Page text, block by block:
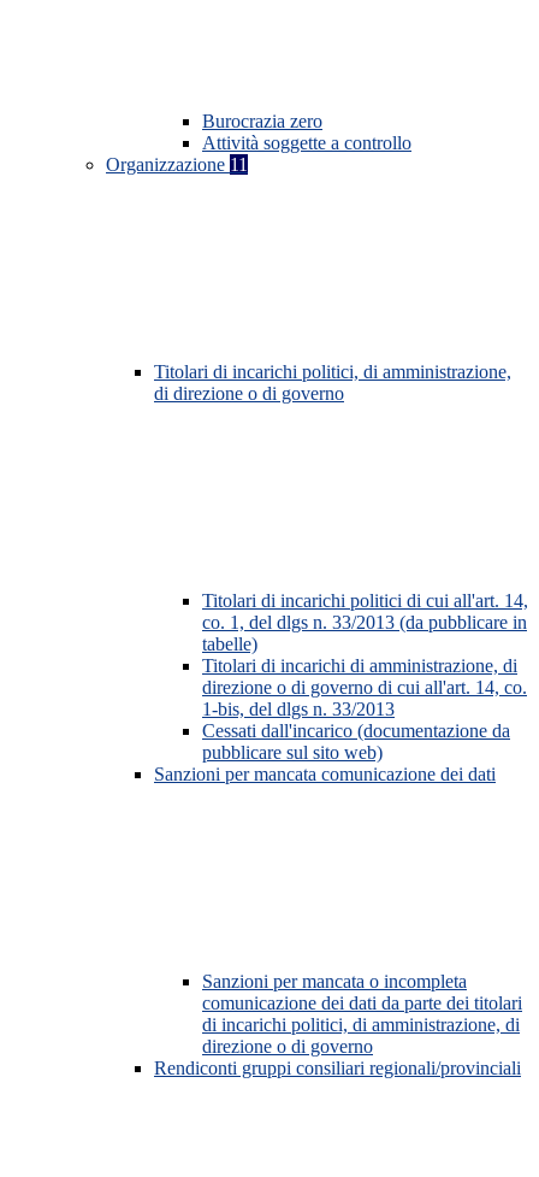
Burocrazia zero
Attività soggette a controllo
Organizzazione 11
Titolari di incarichi politici, di amministrazione,
di direzione o di governo
Titolari di incarichi politici di cui all'art. 14,
co. 1, del dlgs n. 33/2013 (da pubblicare in
tabelle)
Titolari di incarichi di amministrazione, di
direzione o di governo di cui all'art. 14, co.
1-bis, del dlgs n. 33/2013
Cessati dall'incarico (documentazione da
pubblicare sul sito web)
Sanzioni per mancata comunicazione dei dati
Sanzioni per mancata o incompleta
comunicazione dei dati da parte dei titolari
di incarichi politici, di amministrazione, di
direzione o di governo
Rendiconti gruppi consiliari regionali/provinciali